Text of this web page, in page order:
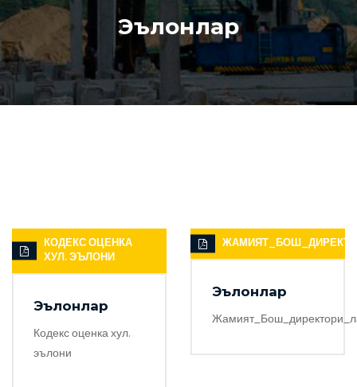
Эълонлар
КОДЕКС ОЦЕНКА
ХУЛ. ЭЪЛОНИ
Эълонлар
Кодекс оценка хул.
эълони
Эълонлар